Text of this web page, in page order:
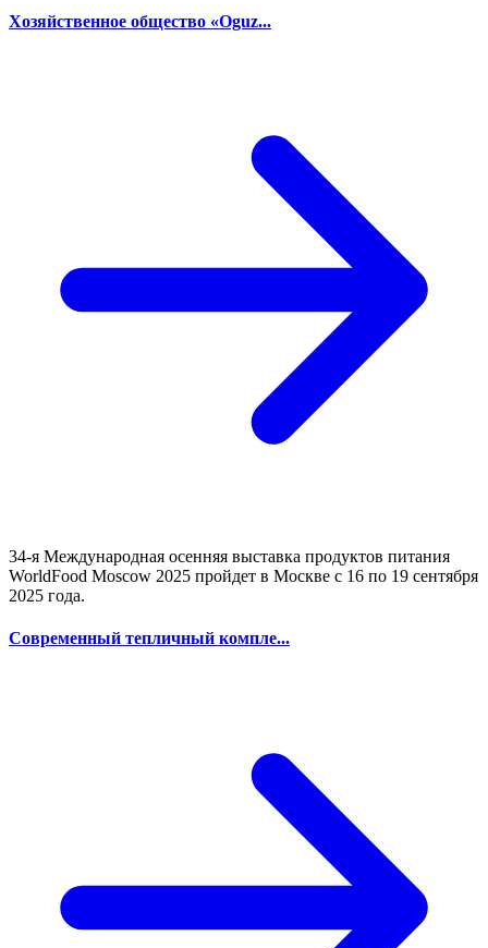
Хозяйственное общество «Oguz...
34-я Международная осенняя выставка продуктов питания
WorldFood Moscow 2025 пройдет в Москве с 16 по 19 сентября
2025 года.
Современный тепличный компле...